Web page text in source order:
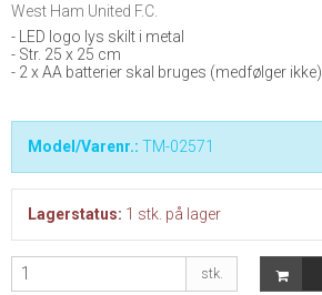
West Ham United F.C.
- LED logo lys skilt i metal
- Str. 25 x 25 cm
- 2 x AA batterier skal bruges (medfølger ikke)
Model/Varenr.: TM-02571
Lagerstatus: 1 stk. på lager
stk.